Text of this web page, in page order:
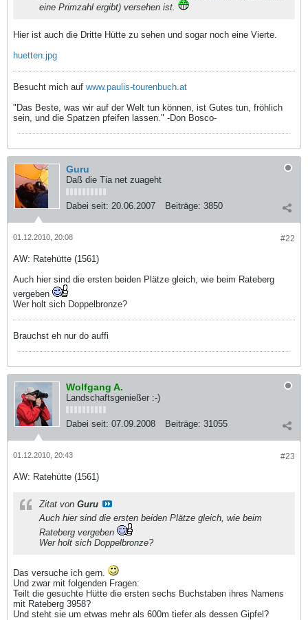
eine Primzahl ergibt) versehen ist.
Hier ist auch die Dritte Hütte zu sehen und sogar noch eine Vierte.
huetten.jpg
Besucht mich auf www.paulis-tourenbuch.at
"Das Beste, was wir auf der Welt tun können, ist Gutes tun, fröhlich
sein, und die Spatzen pfeifen lassen." -Don Bosco-
Guru
Daß die Tia net zuageht
Dabei seit: 20.06.2007 Beiträge: 3850
#22
01.12.2010, 20:08
AW: Ratehütte (1561)
Auch hier sind die ersten beiden Plätze gleich, wie beim Rateberg
vergeben
Wer holt sich Doppelbronze?
Brauchst eh nur do auffi
Wolfgang A.
Landschaftsgenießer :-)
Dabei seit: 07.09.2008 Beiträge: 31055
#23
01.12.2010, 20:43
AW: Ratehütte (1561)
Zitat von Guru
Auch hier sind die ersten beiden Plätze gleich, wie beim
Rateberg vergeben
Wer holt sich Doppelbronze?
Das versuche ich gern.
Und zwar mit folgenden Fragen:
Teilt die gesuchte Hütte die ersten sechs Buchstaben ihres Namens
mit Rateberg 3958?
Und steht sie um etwas mehr als 600m tiefer als dessen Gipfel?